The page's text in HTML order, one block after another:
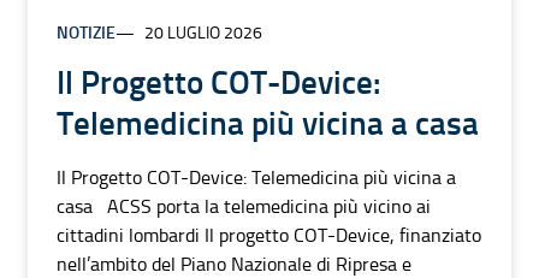
NOTIZIE 20 LUGLIO 2026
Il Progetto COT-Device:
Telemedicina più vicina a casa
Il Progetto COT-Device: Telemedicina più vicina a
casa ACSS porta la telemedicina più vicino ai
cittadini lombardi Il progetto COT-Device, finanziato
nell’ambito del Piano Nazionale di Ripresa e